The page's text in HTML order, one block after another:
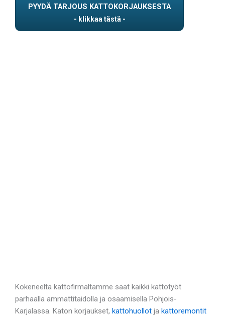
PYYDÄ TARJOUS KATTOKORJAUKSESTA
Kokeneelta kattofirmaltamme saat kaikki kattotyöt
parhaalla ammattitaidolla ja osaamisella Pohjois-
Karjalassa. Katon korjaukset, kattohuollot ja kattoremontit